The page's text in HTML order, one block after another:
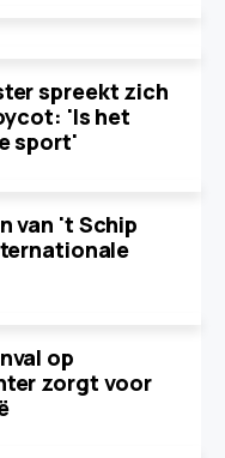
spreekt zich
'Is het
sport'
van 't Schip
op
zorgt voor